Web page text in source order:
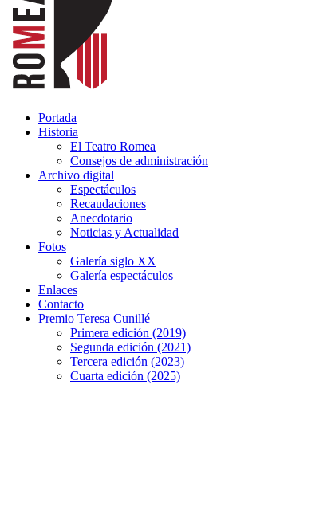
Portada
Historia
El Teatro Romea
Consejos de administración
Archivo digital
Espectáculos
Recaudaciones
Anecdotario
Noticias y Actualidad
Fotos
Galería siglo XX
Galería espectáculos
Enlaces
Contacto
Premio Teresa Cunillé
Primera edición (2019)
Segunda edición (2021)
Tercera edición (2023)
Cuarta edición (2025)